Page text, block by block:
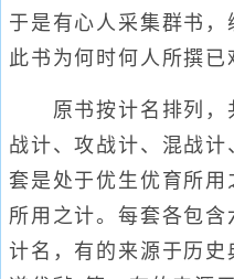
于是有心人采集群书
此书为何时何人所撰已
原书按计名排列，
战计、攻战计、混战
套是处于优生优育所
所用之计。每套各包
计名，有的来源于历史